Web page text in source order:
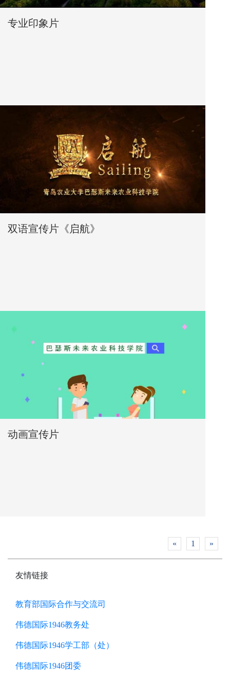
专业印象片
双语宣传片《启航》
动画宣传片
« 1 »
友情链接
教育部国际合作与交流司
伟德国际1946教务处
伟德国际1946学工部（处）
伟德国际1946团委